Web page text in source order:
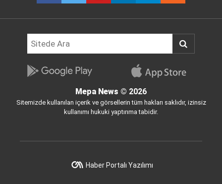
Mepa News © 2026
Sitemizde kullanılan içerik ve görsellerin tüm hakları saklıdır, izinsiz
kullanımı hukuki yaptırıma tabidir.
Haber Portalı Yazılımı